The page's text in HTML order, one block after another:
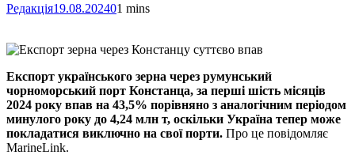
Редакція19.08.202401 mins
Експорт українського зерна через румунський
чорноморський порт Констанца, за перші шість місяців
2024 року впав на 43,5% порівняно з аналогічним періодом
минулого року до 4,24 млн т, оскільки Україна тепер може
покладатися виключно на свої порти. Про це повідомляє
MarineLink.